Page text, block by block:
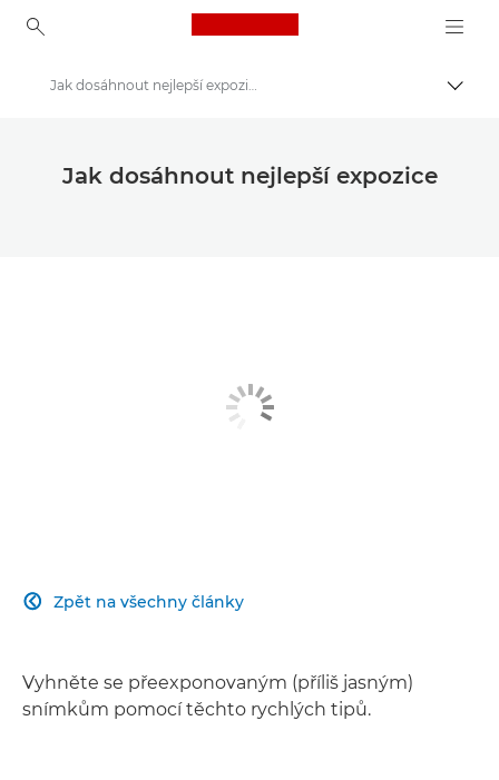
Canon Logo, back to
Ukládejte své fotografie a videa levněji
Jak dosáhnout nejlepší expozice
Jak dosáhnout nejlepší expozice
Zpět na všechny články

Vyhněte se přeexponovaným (příliš jasným)
snímkům pomocí těchto rychlých tipů.